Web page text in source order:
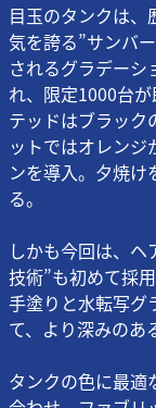
目玉のタンクは、
気を誇る”サンバ
されるグラデーシ
れ、限定1000台
テッドはブラック
ットではオレン
ンを導入。夕焼け
る。
しかも今回は、ヘ
技術”も初めて採
手塗りと水転写グ
て、より深みのあ
タンクの色に最適